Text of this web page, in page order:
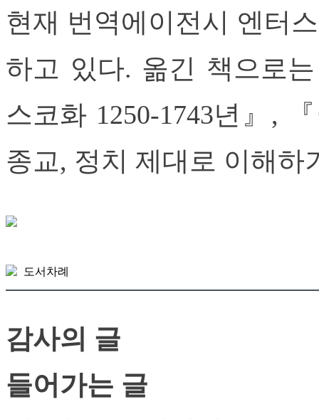
현재 번역에이전시 엔터
하고 있다. 옮긴 책으로
스코화 1250-1743년』,
종교, 정치 제대로 이해하
도서차례
감사의 글
들어가는 글